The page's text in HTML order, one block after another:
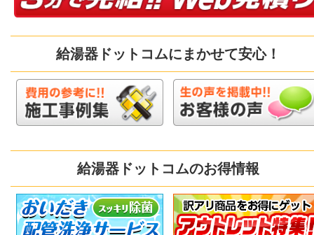
給湯器ドットコムにまかせて安心！
給湯器ドットコムのお得情報